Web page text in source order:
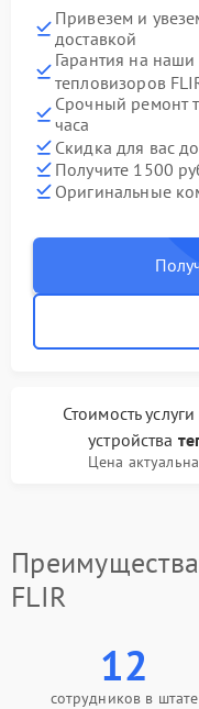
Привезем и
доставкой
Гарантия на
тепловизоров
Срочный ремонт
часа
Скидка для вас до
Получите 1500
Оригинальные
Стоимость услуги
устройства
Цена
FLIR
12
сотрудников в штате